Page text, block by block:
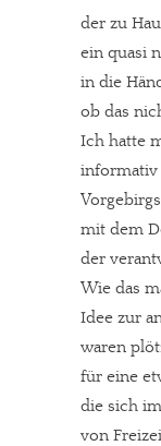
der zu
ein quasi
in die
ob das
Ich hatte
informativ
mit dem
der
Wie das
Idee zur
waren
für eine
die sich
von